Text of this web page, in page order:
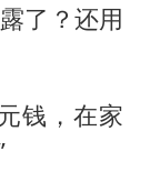
了？还用
钱，在家